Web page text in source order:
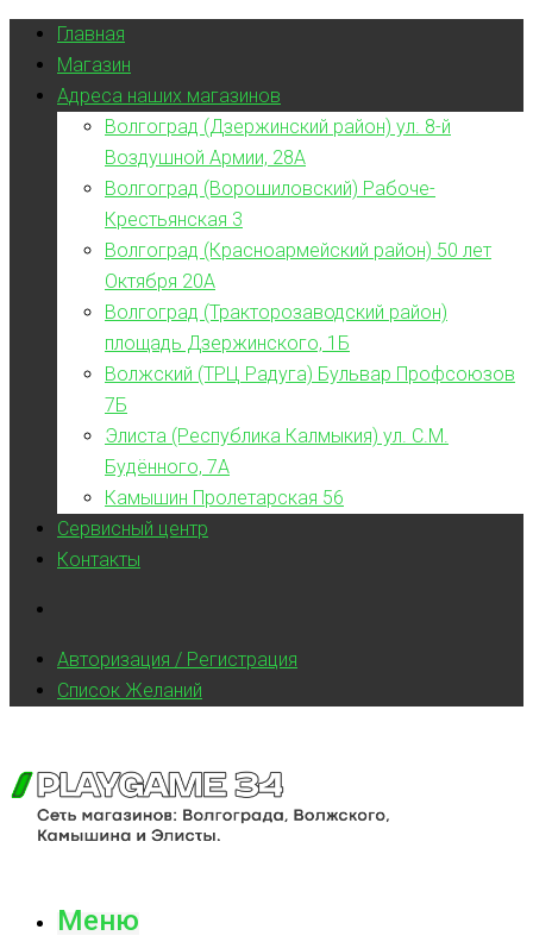
Главная
Магазин
Адреса наших магазинов
Волгоград (Дзержинский район) ул. 8-й
Воздушной Армии, 28А
Волгоград (Ворошиловский) Рабоче-
Крестьянская 3
Волгоград (Красноармейский район) 50 лет
Октября 20А
Волгоград (Тракторозаводский район)
площадь Дзержинского, 1Б
Волжский (ТРЦ Радуга) Бульвар Профсоюзов
7Б
Элиста (Республика Калмыкия) ул. С.М.
Будённого, 7А
Камышин Пролетарская 56
Сервисный центр
Контакты
Авторизация / Регистрация
Список Желаний
Меню